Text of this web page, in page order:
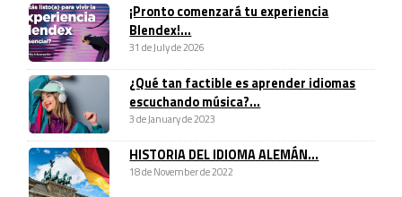
¡Pronto comenzará tu experiencia
Blendex!...
31 de July de 2026
¿Qué tan factible es aprender idiomas
escuchando música?...
3 de January de 2023
HISTORIA DEL IDIOMA ALEMÁN...
18 de November de 2022